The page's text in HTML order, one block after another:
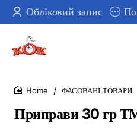
Обліковий запис
Приправи 30 гр
ФАСОВАНІ ТОВАРИ